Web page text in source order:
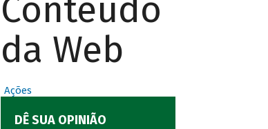
Conteúdo
da Web
Ações
DÊ SUA OPINIÃO